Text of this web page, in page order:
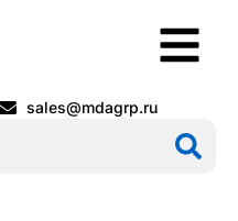
sales@mdagrp.ru